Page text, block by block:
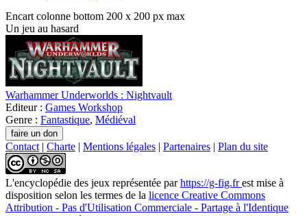
Encart colonne bottom 200 x 200 px max
Un jeu au hasard
Warhammer Underworlds : Nightvault
Editeur : Games Workshop
Genre : Fantastique, Médiéval
Contact | Charte | Mentions légales | Partenaires | Plan du site
L'encyclopédie des jeux représentée parhttps://g-fig.frest mise à
disposition selon les termes de la licence Creative Commons
Attribution - Pas d'Utilisation Commerciale - Partage à l'Identique